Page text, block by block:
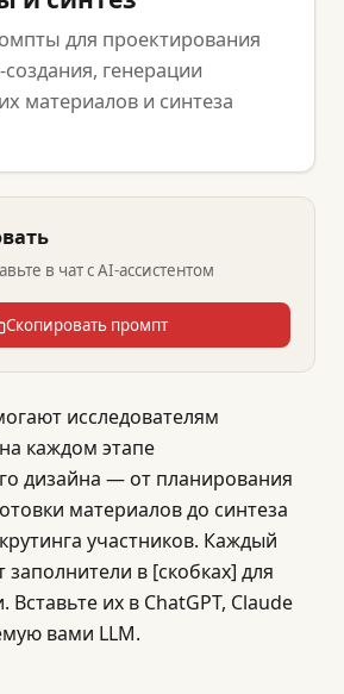
для проектирования
генерации
материалов и синтеза
в чат с AI-ассистентом
Скопировать промпт
исследователям
каждом этапе
дизайна — от планирования
материалов до синтеза
участников. Каждый
в [скобках] для
их в ChatGPT, Claude
вами LLM.